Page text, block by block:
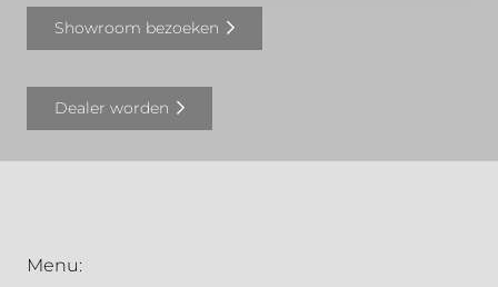
Showroom bezoeken
Dealer worden
Menu: